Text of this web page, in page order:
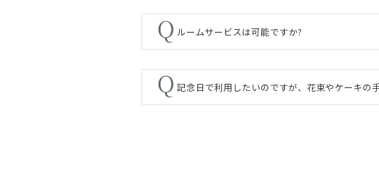
ルームサービスは可能ですか?
記念日で利用したいのですが、花束やケーキの